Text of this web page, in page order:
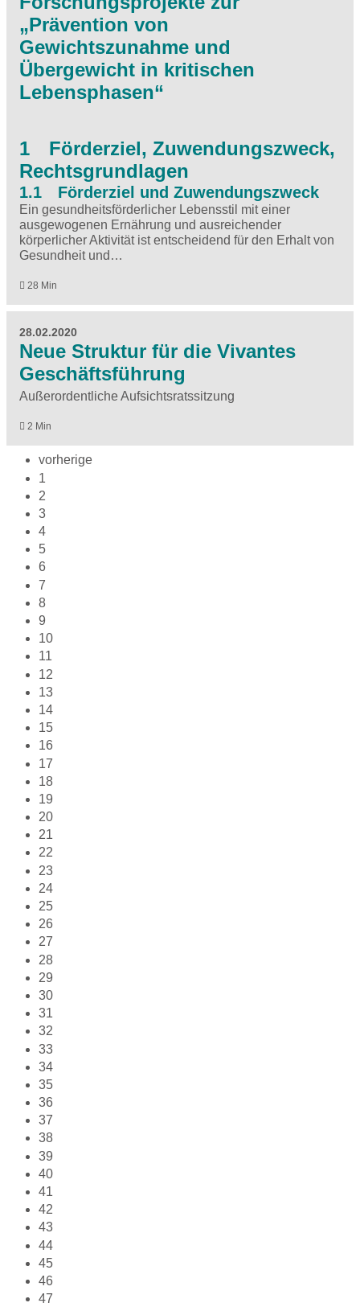
„Prävention von
Gewichtszunahme und
Übergewicht in kritischen
Lebensphasen“
1 Förderziel, Zuwendungszweck,
Rechtsgrundlagen
1.1 Förderziel und Zuwendungszweck
Ein gesundheitsförderlicher Lebensstil mit einer
ausgewogenen Ernährung und ausreichender
körperlicher Aktivität ist entscheidend für den Erhalt von
Gesundheit und…
28 Min
28.02.2020
Neue Struktur für die Vivantes
Geschäftsführung
Außerordentliche Aufsichtsratssitzung
2 Min
vorherige
1
2
3
4
5
6
7
8
9
10
11
12
13
14
15
16
17
18
19
20
21
22
23
24
25
26
27
28
29
30
31
32
33
34
35
36
37
38
39
40
41
42
43
44
45
46
47